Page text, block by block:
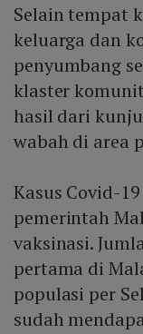
Selain tempat
keluarga dan
penyumbang
klaster
hasil dari
wabah di area
Kasus Covid-
pemerintah
vaksinasi.
pertama di
populasi per
sudah